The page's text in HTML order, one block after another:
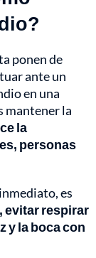
ponen de
ante un
en una
mantener la
la
personas
es
evitar respirar
y la boca con